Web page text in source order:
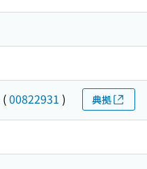
(00822931 ) 典拠